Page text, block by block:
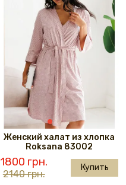
Женский халат из хлопка
Roksana 83002
1800 грн.
2140 грн.
Купить